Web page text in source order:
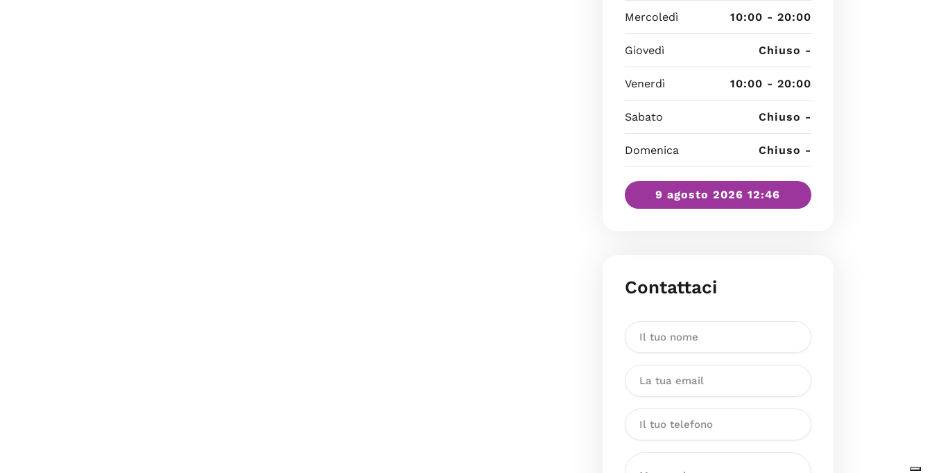
Mercoledì 10:00 - 20:00
Giovedì Chiuso -
Venerdì 10:00 - 20:00
Sabato Chiuso -
Domenica Chiuso -
9 agosto 2026 12:46
Contattaci